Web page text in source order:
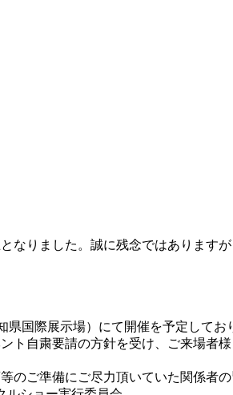
りました。誠に残念ではあります
国際展示場）にて開催を予定して
ト自粛要請の方針を受け、ご来場者
のご準備にご尽力頂いていた関係者